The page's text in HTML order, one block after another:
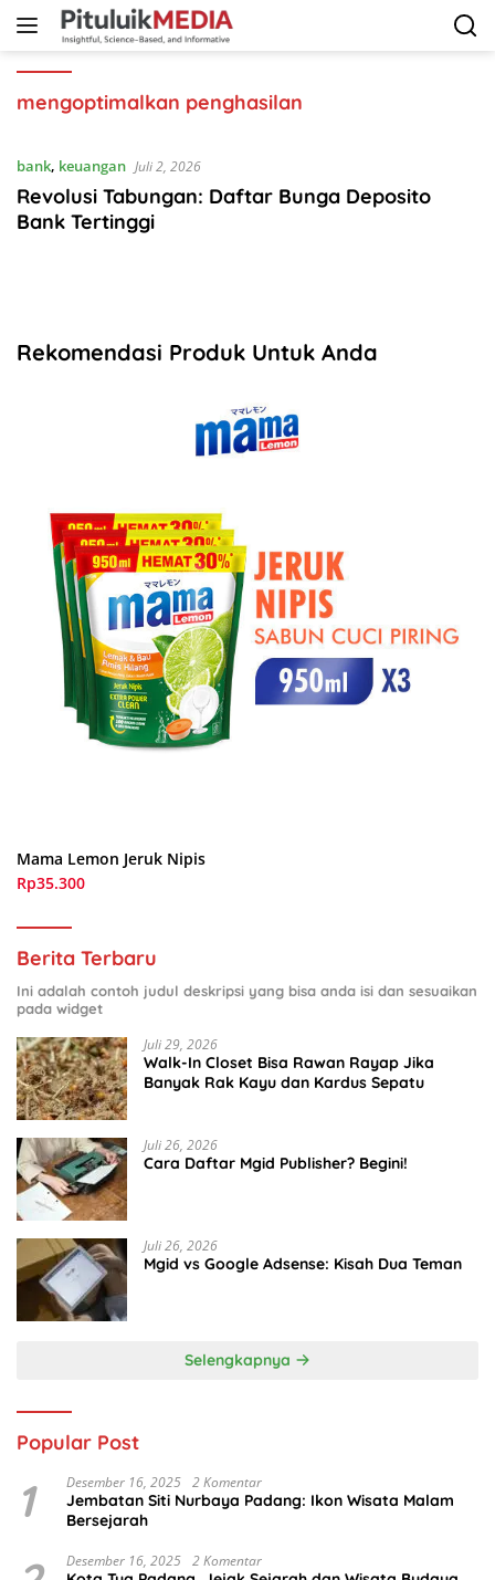
Langsung
mengoptimalkan penghasilan
bank, keuangan Juli 2, 2026
Revolusi Tabungan: Daftar Bunga Deposito
Bank Tertinggi
Rekomendasi Produk Untuk Anda
Mama Lemon Jeruk Nipis
Rp35.300
Berita Terbaru
Ini adalah contoh judul deskripsi yang bisa anda isi dan sesuaikan
pada widget
Juli 29, 2026
Walk-In Closet Bisa Rawan Rayap Jika
Banyak Rak Kayu dan Kardus Sepatu
Juli 26, 2026
Cara Daftar Mgid Publisher? Begini!
Juli 26, 2026
Mgid vs Google Adsense: Kisah Dua Teman
Selengkapnya
Popular Post
1 Desember 16, 2025 2 Komentar
Jembatan Siti Nurbaya Padang: Ikon Wisata Malam
Bersejarah
Desember 16, 2025 2 Komentar